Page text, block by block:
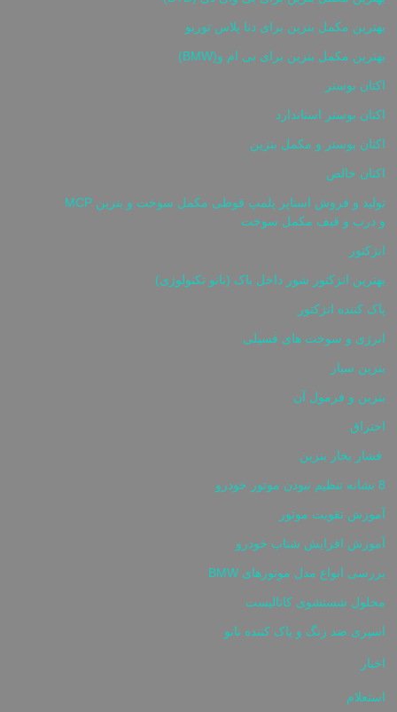
بهترین مکمل بنزین برای دنا پلاس توربو
بهترین مکمل بنزین برای بی ام و(BMW)
اکتان بوستر
اکتان بوستر استاندارد
اکتان بوستر و مکمل بنزین
اکتان خالص
تولید و فروش استاپر پلمپ قوطی مکمل سوخت و بنزین MCP
و درب و قیف مکمل سوخت
انژکتور
بهترین انژکتور شور داخل باک (نانو تکنولوژی)
پاک کننده انژکتور
انرژی و سوخت های فسیلی
بنزین سیار
بنزین و فرمول آن
احتراق
فشار بخار بنزین
8 نشانه تنظیم نبودن موتور خودرو
آموزش تقویت موتور
آموزش افزایش شتاب خودرو
بررسی انواع مدل موتورهای BMW
محلول شستشوی کاتالیست
اسپری ضد زنگ و پاک کننده نانو
اخبار
استعلام